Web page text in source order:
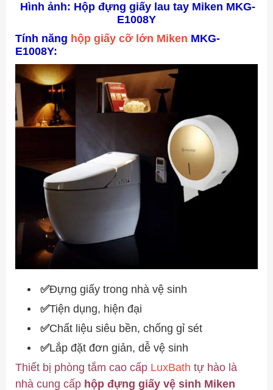
Hình ảnh: Hộp đựng giấy lau tay Miken MKG-
E1008Y
Tính năng hộp giấy cỡ lớn Miken MKG-
E1008Y:
✅Đựng giấy trong nhà vệ sinh
✅Tiện dụng, hiện đại
✅Chất liệu siêu bền, chống gỉ sét
✅Lắp đặt đơn giản, dễ vệ sinh
Thiết bị phòng tắm cao cấp LuxBath tự hào là
nhà cung cấp hộp đựng giấy vệ sinh Miken